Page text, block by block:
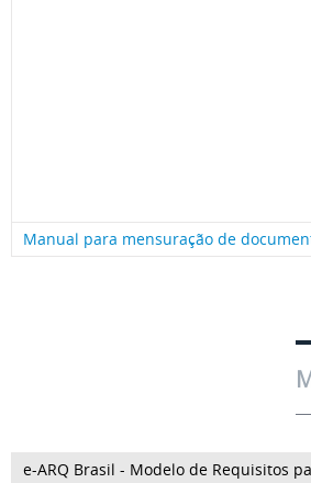
Manual para mensuração de
e-ARQ Brasil - Modelo de Requisitos